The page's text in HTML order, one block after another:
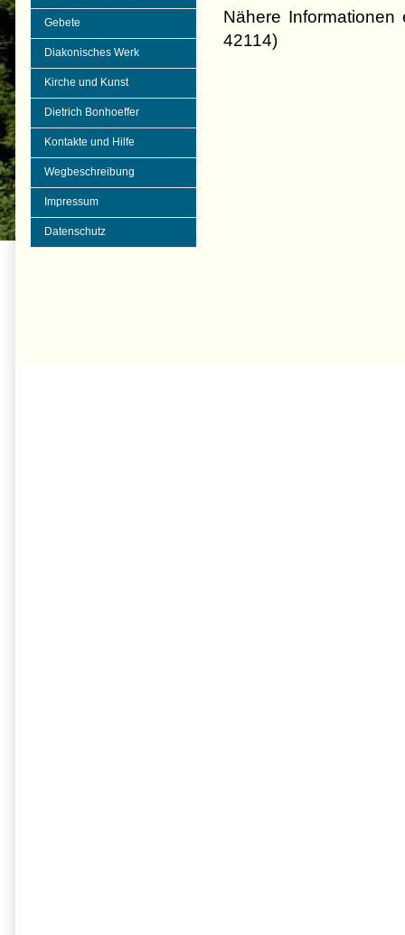
Gebete
Diakonisches Werk
Kirche und Kunst
Dietrich Bonhoeffer
Kontakte und Hilfe
Wegbeschreibung
Impressum
Datenschutz
Nähere
42114)